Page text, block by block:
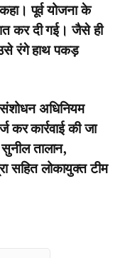
पूर्व योजना के
कर दी गई। जैसे ही
उसे रंगे हाथ पकड़
संशोधन अधिनियम
कार्रवाई की जा
तालान,
सहित लोकायुक्त टीम